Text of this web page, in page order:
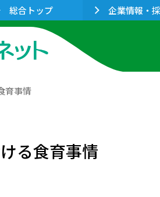
総合トップ 企業情報・
育事情
る食育事情